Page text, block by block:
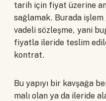
tarih için fiyat üzerine
sağlamak. Burada
vadeli sözleşme, yani
fiyatla ileride teslim
kontrat.
Bu yapıyı bir kavşağa
malı olan ya da ileride